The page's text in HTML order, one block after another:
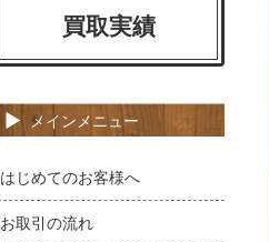
買取実績
メインメニュー
はじめてのお客様へ
お取引の流れ